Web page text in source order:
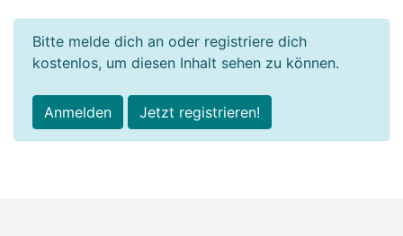
Bitte melde dich an oder registriere dich
kostenlos, um diesen Inhalt sehen zu können.
Anmelden Jetzt registrieren!